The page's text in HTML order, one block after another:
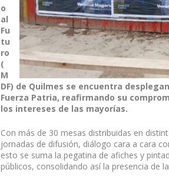
o
al
Fu
tu
ro
(
M
DF) de Quilmes se encuentra
Fuerza Patria, reafirmando su
los intereses de las mayorías.
Con más de 30 mesas distribuidas en
jornadas de difusión, diálogo cara a cara
esto se suma la pegatina de afiches y
públicos, consolidando así la presencia de